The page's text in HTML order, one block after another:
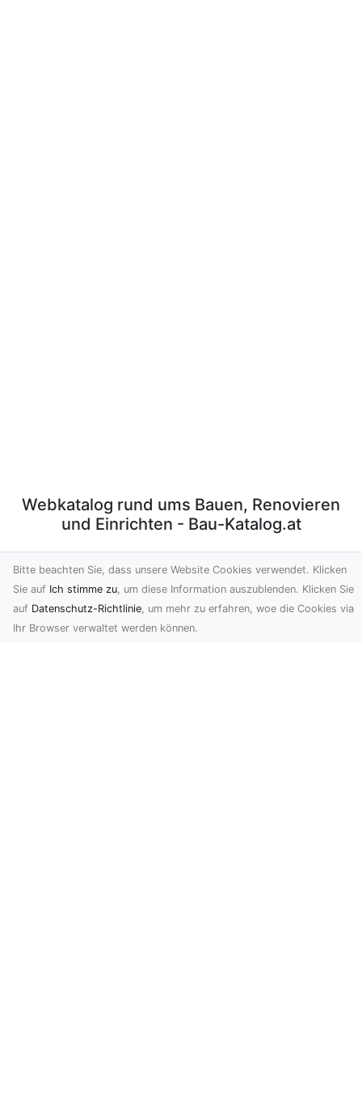
Webkatalog rund ums Bauen, Renovieren
und Einrichten - Bau-Katalog.at
Bau-Katalog.at ist ein redaktionell gepflegtes
Webverzeichnis rund ums Thema Bauen und Wohnen.
Hier können Firmen Ihre Webauftritte präsentieren und
ihre Leistungen ausführlich beschreiben. Tragen auch
Bitte beachten Sie, dass unsere Website Cookies verwendet. Klicken
Sie auf Ich stimme zu, um diese Information auszublenden. Klicken Sie
auf Datenschutz-Richtlinie, um mehr zu erfahren, woe die Cookies via
Ihr Browser verwaltet werden können.